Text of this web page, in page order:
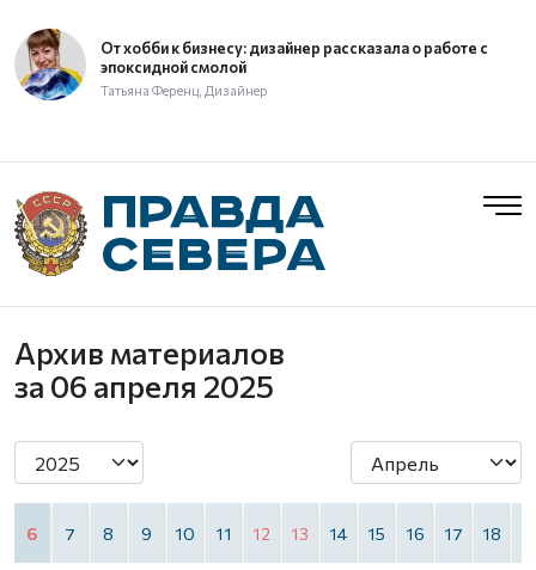
От хобби к бизнесу: дизайнер рассказала о работе с
эпоксидной смолой
Татьяна Ференц, Дизайнер
Архив материалов
за 06 апреля 2025
6 7 8 9 10 11 12 13 14 15 16 17 18